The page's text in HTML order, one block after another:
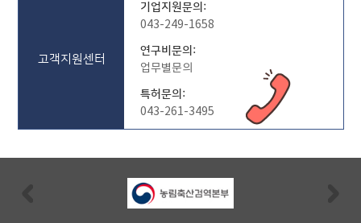
고객지원센터
기업지원문의:
043-249-1658
연구비문의:
업무별문의
특허문의:
043-261-3495